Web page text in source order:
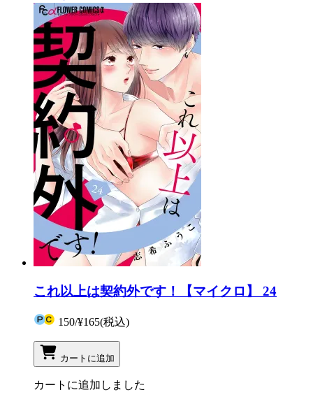
これ以上は契約外です！【マイクロ】 24
150/¥165(税込)
カートに追加
カートに追加しました